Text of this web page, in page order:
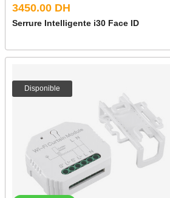
3450.00 DH
Serrure Intelligente i30 Face ID
Disponible